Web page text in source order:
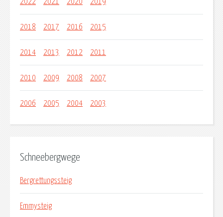
2018 2017 2016 2015
2014 2013 2012 2011
2010 2009 2008 2007
2006 2005 2004 2003
Schneebergwege
Bergrettungssteig
Emmysteig